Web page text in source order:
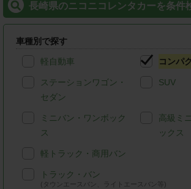
長崎県のニコニコレンタカーを条件
車種別で探す
軽自動車 コンパ
ステーションワゴン・
セダン
SUV
ミニバン・ワンボック
ス
高級ミ
ックス
軽トラック・商用バン
トラック・バン
(タウンエースバン、ライトエースバン等)